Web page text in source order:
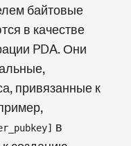
байтовые
в качестве
PDA. Они
привязанные к
в